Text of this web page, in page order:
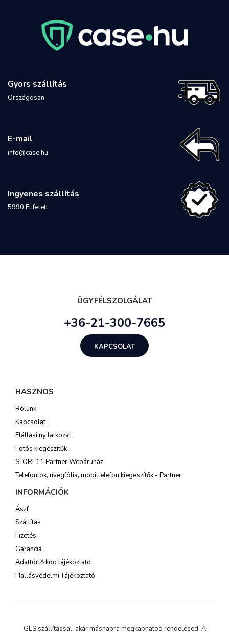
Gyors szállítás
Országosan
E-mail
info@case.hu
Ingyenes szállítás
5990 Ft felett
ÜGYFÉLSZOLGÁLAT
+36-21-300-7665
KAPCSOLAT
HASZNOS
Rólunk
Kapcsolat
Elállási nyilatkozat
Fotós kiegészítők
STORE11 Partner Webáruház
Telefontok, üvegfólia, mobiltelefon kiegészítők - Partner
INFORMÁCIÓK
Ászf
Szállítás
Fizetés
Garancia
Adattörlő kód tájékoztató
Hallásvédelmi Tájékoztató
GLS szállítással, akár másnapra megkaphatod rendelésed. A